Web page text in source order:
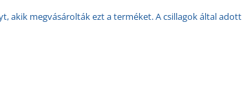
akik megvásárolták ezt a terméket. A csillagok által